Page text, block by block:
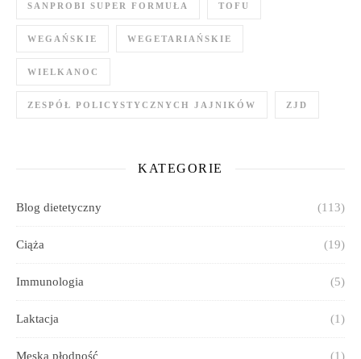
SANPROBI SUPER FORMUŁA TOFU
WEGAŃSKIE WEGETARIAŃSKIE
WIELKANOC
ZESPÓŁ POLICYSTYCZNYCH JAJNIKÓW ZJD
KATEGORIE
Blog dietetyczny (113)
Ciąża (19)
Immunologia (5)
Laktacja (1)
Męska płodność (1)